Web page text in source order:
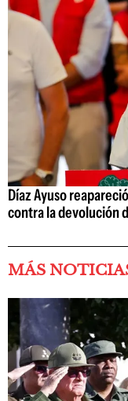
Díaz Ayuso
contra la devolución
MÁS